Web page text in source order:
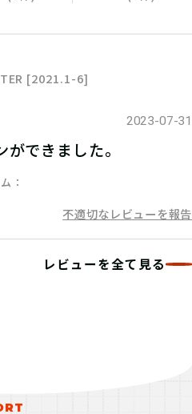
ジするもよし、お友
のもよし！
をする
[2021.1-6]
2023-07-31
できました。
不適切なレビューを報告
レビューを全て見る